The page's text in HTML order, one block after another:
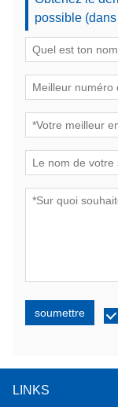
possible
soumettre
LINKS